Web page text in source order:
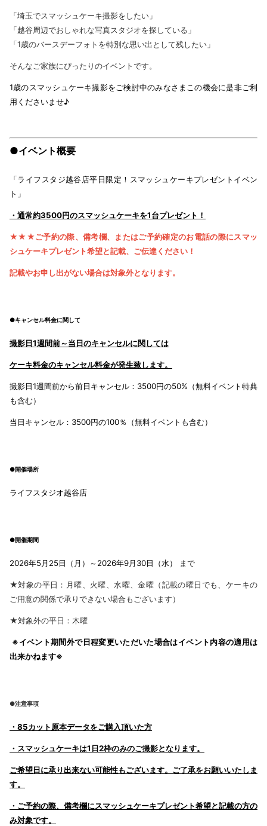
「埼玉でスマッシュケーキ撮影をしたい」
「越谷周辺でおしゃれな写真スタジオを探している」
「1歳のバースデーフォトを特別な思い出として残したい」
そんなご家族にぴったりのイベントです。
1歳のスマッシュケーキ撮影をご検討中のみなさまこの機会に是非ご利
用くださいませ♪
●イベント概要
「ライフスタジ越谷店平日限定！スマッシュケーキプレゼントイベン
ト」
・通常約3500円のスマッシュケーキを1台プレゼント！
★★★ご予約の際、備考欄、またはご予約確定のお電話の際にスマッ
シュケーキプレゼント希望と記載、ご伝達ください！
記載やお申し出がない場合は対象外となります。
●キャンセル料金に関して
撮影日1週間前～当日のキャンセルに関しては
ケーキ料金のキャンセル料金が発生致します。
撮影日1週間前から前日キャンセル：3500円の50%（無料イベント特典
も含む）
当日キャンセル：3500円の100％（無料イベントも含む）
●開催場所
ライフスタジオ越谷店
●開催期間
2026年5月25日（月）～2026年9月30日（水） まで
★対象の平日：月曜、火曜、水曜、金曜（記載の曜日でも、ケーキの
ご用意の関係で承りできない場合もございます）
★対象外の平日：木曜
※イベント期間外で日程変更いただいた場合はイベント内容の適用は
出来かねます※
●注意事項
・85カット原本データをご購入頂いた方
・スマッシュケーキは1日2枠のみのご撮影となります。
ご希望日に承り出来ない可能性もございます。ご了承をお願いいたしま
す。
・ご予約の際、備考欄にスマッシュケーキプレゼント希望と記載の方の
み対象です。